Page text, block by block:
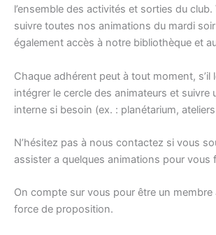
l’ensemble des activités et sorties du
suivre toutes nos animations du mardi
également accès à notre bibliothèque et
Chaque adhérent peut à tout moment, s’il
intégrer le cercle des animateurs et suivre
interne si besoin (ex. : planétarium,
N’hésitez pas à nous contactez si vous
assister a quelques animations pour vous
On compte sur vous pour être un
force de proposition.